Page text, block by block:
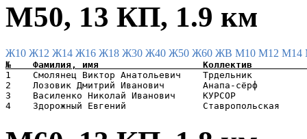
М50, 13 КП, 1.9 км
Ж10 Ж12 Ж14 Ж16 Ж18 Ж30 Ж40 Ж50 Ж60 ЖВ М10 М12 М14
1    Смолянец Виктор Анатольевич
2    Лозовик Дмитрий Иванович       Анапа-
3    Василенко Николай Иванович     КУРСОР